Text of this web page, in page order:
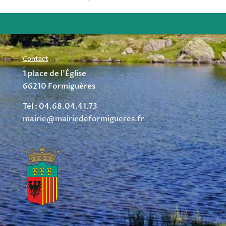
Contact
1 place de l’Église
66210 Formiguères
Tél : 04.68.04.41.73
mairie@mairiedeformigueres.fr